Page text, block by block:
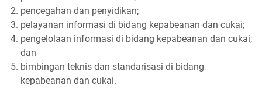
pencegahan dan penyidikan;
pelayanan informasi di bidang kepabeanan dan cukai;
pengelolaan informasi di bidang kepabeanan dan cukai;
dan
bimbingan teknis dan standarisasi di bidang
kepabeanan dan cukai.